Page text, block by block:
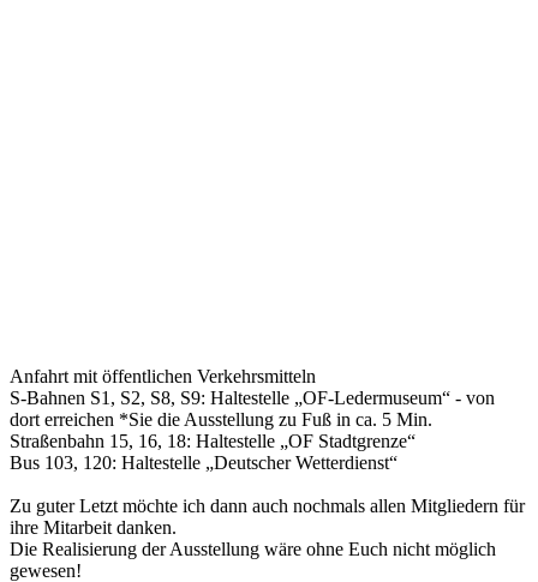
Anfahrt mit öffentlichen Verkehrsmitteln
S-Bahnen S1, S2, S8, S9: Haltestelle „OF-Ledermuseum“ - von
dort erreichen *Sie die Ausstellung zu Fuß in ca. 5 Min.
Straßenbahn 15, 16, 18: Haltestelle „OF Stadtgrenze“
Bus 103, 120: Haltestelle „Deutscher Wetterdienst“
Zu guter Letzt möchte ich dann auch nochmals allen Mitgliedern für
ihre Mitarbeit danken.
Die Realisierung der Ausstellung wäre ohne Euch nicht möglich
gewesen!